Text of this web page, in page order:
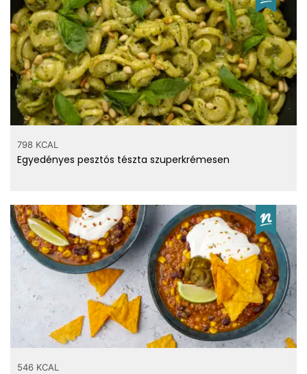
798 KCAL
Egyedényes pesztós tészta szuperkrémesen
546 KCAL